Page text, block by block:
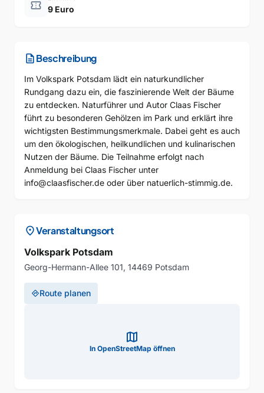
confirmation_number 9 Euro
descriptionBeschreibung
Im Volkspark Potsdam lädt ein naturkundlicher
Rundgang dazu ein, die faszinierende Welt der Bäume
zu entdecken. Naturführer und Autor Claas Fischer
führt zu besonderen Gehölzen im Park und erklärt ihre
wichtigsten Bestimmungsmerkmale. Dabei geht es auch
um den ökologischen, heilkundlichen und kulinarischen
Nutzen der Bäume. Die Teilnahme erfolgt nach
Anmeldung bei Claas Fischer unter
info@claasfischer.de oder über natuerlich-stimmig.de.
location_onVeranstaltungsort
Volkspark Potsdam
Georg-Hermann-Allee 101, 14469 Potsdam
directionsRoute planen
map
In OpenStreetMap öffnen